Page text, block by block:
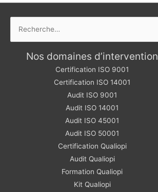
Nos domaines d’intervention
Certification ISO 9001
Certification ISO 14001
Audit ISO 9001
Audit ISO 14001
Audit ISO 45001
Audit ISO 50001
Certification Qualiopi
Audit Qualiopi
Formation Qualiopi
Kit Qualiopi